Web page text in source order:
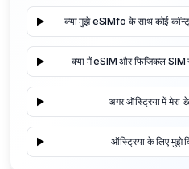
क्या मुझे eSIMfo के साथ कोई
क्या मैं eSIM और फिजिकल SIM
अगर ऑस्ट्रिया में मेरा
ऑस्ट्रिया के लिए मुझे